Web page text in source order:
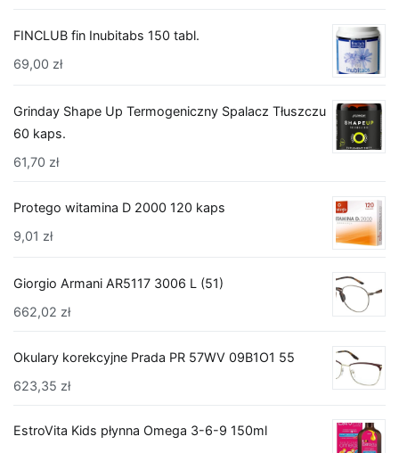
FINCLUB fin Inubitabs 150 tabl.
69,00 zł
Grinday Shape Up Termogeniczny Spalacz Tłuszczu
60 kaps.
61,70 zł
Protego witamina D 2000 120 kaps
9,01 zł
Giorgio Armani AR5117 3006 L (51)
662,02 zł
Okulary korekcyjne Prada PR 57WV 09B1O1 55
623,35 zł
EstroVita Kids płynna Omega 3-6-9 150ml